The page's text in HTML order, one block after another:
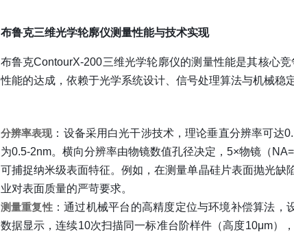
布鲁克三维光学轮廓仪测量性能与技术实现
布鲁克ContourX-200三维光学轮廓仪的测量性能是其核心
性能的达成，依赖于光学系统设计、信号处理算法与机械稳
分辨率表现：设备采用白光干涉技术，理论垂直分辨率可达
为0.5-2nm。横向分辨率由物镜数值孔径决定，5×物镜（
可捕捉纳米级表面特征。例如，在测量单晶硅片表面抛光
业对表面质量的严苛要求。
测量重复性：通过机械平台的高精度定位与环境补偿算法，
数据显示，连续10次扫描同一标准台阶样件（高度10μm）